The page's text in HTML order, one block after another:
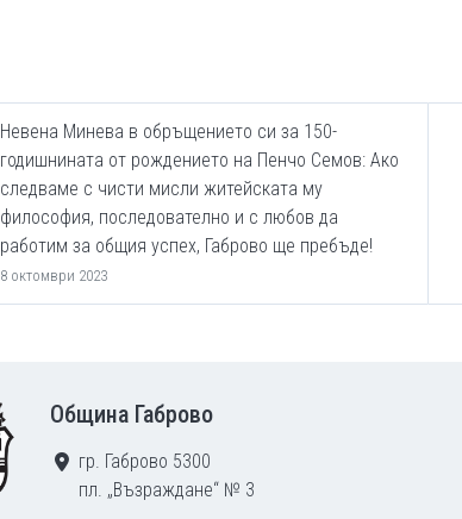
Невена Минева в обръщението си за 150-
годишнината от рождението на Пенчо Семов: Ако
следваме с чисти мисли житейската му
философия, последователно и с любов да
работим за общия успех, Габрово ще пребъде!
8 октомври 2023
Община Габрово
гр. Габрово 5300
пл. „Възраждане“ № 3